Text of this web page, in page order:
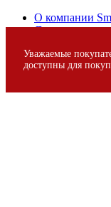
Уважаемые
доступны для
О компании
Доставка и
Сервис